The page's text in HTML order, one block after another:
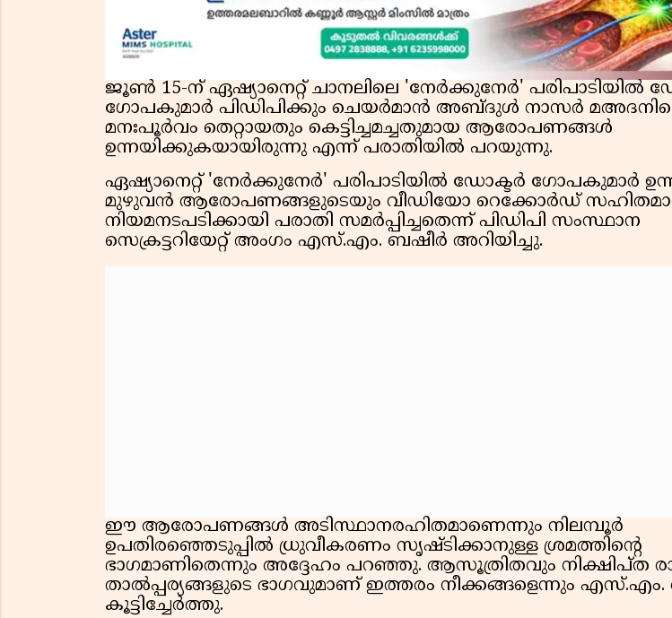
ജൂൺ 15-ന് ഏഷ്യാനെറ്റ് ചാനലിലെ 'നേർക്കുനേർ' പരിപാടിയിൽ
ഗോപകുമാർ പിഡിപിക്കും ചെയർമാൻ അബ്ദുൾ നാസർ
മനഃപൂർവം തെറ്റായതും കെട്ടിച്ചമച്ചതുമായ ആരോപണങ്ങൾ
ഉന്നയിക്കുകയായിരുന്നു എന്ന് പരാതിയിൽ പറയുന്നു.
ഏഷ്യാനെറ്റ് 'നേർക്കുനേർ' പരിപാടിയിൽ ഡോക്ടർ ഗോപകുമാർ
മുഴുവൻ ആരോപണങ്ങളുടെയും വീഡിയോ റെക്കോർഡ്
നിയമനടപടിക്കായി പരാതി സമർപ്പിച്ചതെന്ന് പിഡിപി സംസ്ഥാന
സെക്രട്ടറിയേറ്റ് അംഗം എസ്.എം. ബഷീർ അറിയിച്ചു.
ഈ ആരോപണങ്ങൾ അടിസ്ഥാനരഹിതമാണെന്നും നിലമ്പൂർ
ഉപതിരഞ്ഞെടുപ്പിൽ ധ്രുവീകരണം സൃഷ്ടിക്കാനുള്ള ശ്രമത്തിന്റെ
ഭാഗമാണിതെന്നും അദ്ദേഹം പറഞ്ഞു. ആസൂത്രിതവും നിക്ഷിപ്ത
താൽപ്പര്യങ്ങളുടെ ഭാഗവുമാണ് ഇത്തരം നീക്കങ്ങളെന്നും
കൂട്ടിച്ചേർത്തു.